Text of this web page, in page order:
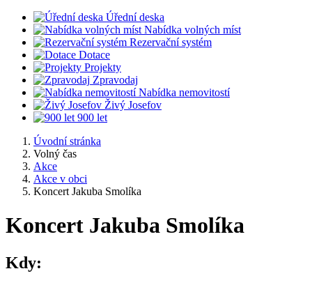
Úřední deska
Nabídka volných míst
Rezervační systém
Dotace
Projekty
Zpravodaj
Nabídka nemovitostí
Živý Josefov
900 let
Úvodní stránka
Volný čas
Akce
Akce v obci
Koncert Jakuba Smolíka
Koncert Jakuba Smolíka
Kdy: